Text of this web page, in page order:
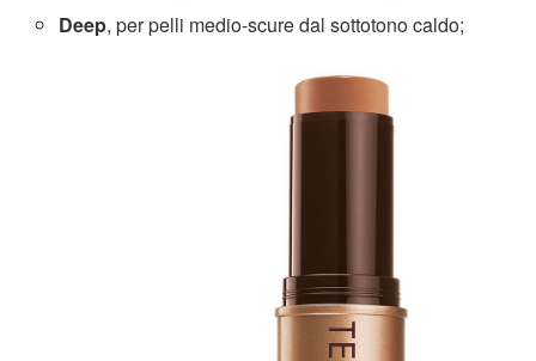
Deep, per pelli medio-scure dal sottotono caldo;